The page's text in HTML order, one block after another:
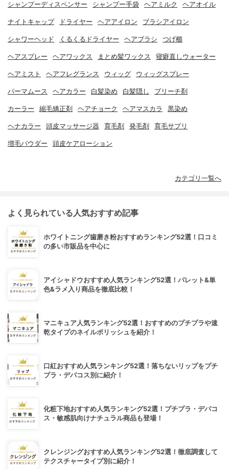
シャンプーディスペンサー シャンプー手袋 ヘアミルク ヘアオイル
ナイトキャップ ドライヤー ヘアアイロン ブラシアイロン
シャワーヘッド くるくるドライヤー ヘアブラシ つげ櫛
ヘアスプレー ヘアワックス まとめ髪ワックス 寝癖直しウォーター
ヘアミスト ヘアフレグランス ウィッグ ウィッグスプレー
パーマムース ヘアカラー 白髪染め 白髪隠し ブリーチ剤
カーラー 縮毛矯正剤 ヘアチョーク ヘアマスカラ 黒染め
ヘナカラー 頭皮マッサージ器 育毛剤 発毛剤 育毛サプリ
増毛パウダー 頭皮ケアローション
カテゴリ一覧へ
よく見られている人気おすすめ記事
ホワイトニング歯磨き粉おすすめランキング52選！口コミ
の多い市販品を中心に
アイシャドウおすすめ人気ランキング52選！パレット&単
色&ラメ入り商品を徹底比較！
マニキュア人気ランキング52選！おすすめのプチプラや速
乾タイプのネイルポリッシュを紹介！
口紅おすすめ人気ランキング52選！落ちないリップをプチ
プラ・デパコス別に紹介！
化粧下地おすすめ人気ランキング52選！プチプラ・デパコ
ス・敏感肌向けナチュラル商品も登場！
クレンジングおすすめ人気ランキング52選！徹底調査して
テクスチャータイプ別に紹介！